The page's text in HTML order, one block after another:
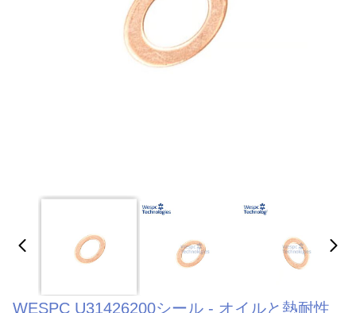
WESPC U31426200シール - オイルと熱耐性